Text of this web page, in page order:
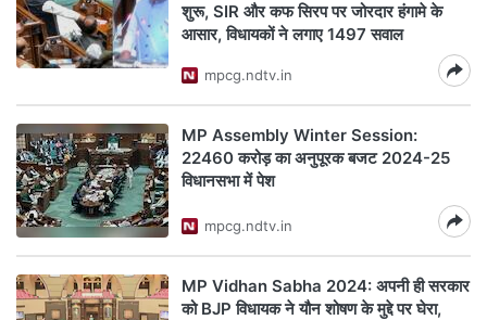
शुरू, SIR और कफ सिरप पर जोरदार हंगामे के
आसार, विधायकों ने लगाए 1497 सवाल
mpcg.ndtv.in
MP Assembly Winter Session:
22460 करोड़ का अनुपूरक बजट 2024-25
विधानसभा में पेश
mpcg.ndtv.in
MP Vidhan Sabha 2024: अपनी ही सरकार
को BJP विधायक ने यौन शोषण के मुद्दे पर घेरा,